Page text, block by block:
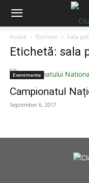
Acasă Etichete Sala
Etichetă: sala
Evenimente
Campionatul
September 6, 2017